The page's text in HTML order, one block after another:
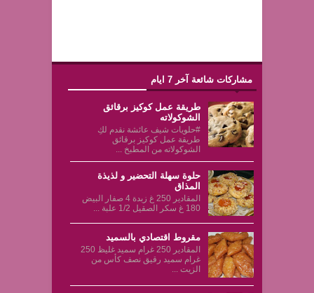
مشاركات شائعة آخر 7 ايام
طريقة عمل كوكيز برقائق
الشوكولاته
#حلويات شيف عائشة نقدم لكِ
طريقة عمل كوكيز برقائق
الشوكولاته من المطبخ ...
حلوة سهلة التحضير و لذيذة
المذاق
المقادير 250 غ زبدة 4 صفار البيض
180 غ سكر الصقيل 1/2 علبة ...
مقروط اقتصادي بالسميد
المقادير 250 غرام سميد غليظ 250
غرام سميد رقيق نصف كأس من
الزيت ...